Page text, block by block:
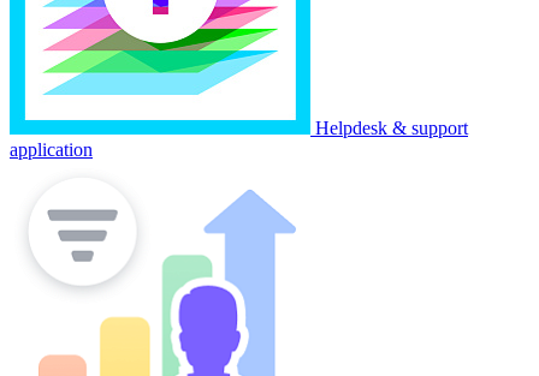
Helpdesk & support
application